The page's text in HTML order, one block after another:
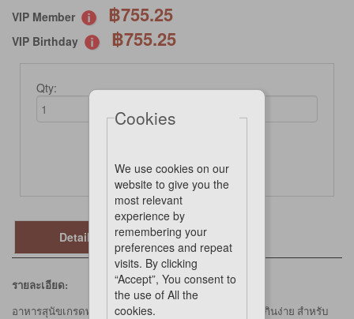
VIP Member ฿755.25
VIP Birthday ฿755.25
Qty:
Not Available Online
Details
รายละเอียด:
อาหารสุนัขเกรดพรีเมียม เม็ดอาหารขนาดเล็ก หอมอร่อยกินง่าย สำหรับ
Cookies
We use cookies on our
website to give you the
most relevant
experience by
remembering your
preferences and repeat
visits. By clicking
“Accept”, You consent to
the use of All the
cookies.